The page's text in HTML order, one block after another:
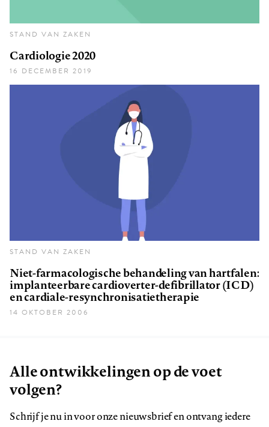
STAND VAN ZAKEN
Cardiologie 2020
16 DECEMBER 2019
STAND VAN ZAKEN
Niet-farmacologische behandeling van hartfalen:
implanteerbare cardioverter-defibrillator (ICD)
en cardiale-resynchronisatietherapie
14 OKTOBER 2006
Alle ontwikkelingen op de voet
volgen?
Schrijf je nu in voor onze nieuwsbrief en ontvang iedere